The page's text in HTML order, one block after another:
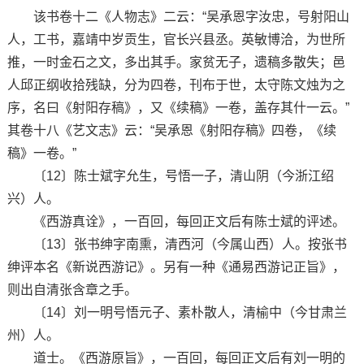
该书卷十二《人物志》二云：“吴承恩字汝忠，号射阳山
人，工书，嘉靖中岁贡生，官长兴县丞。英敏博洽，为世所
推，一时金石之文，多出其手。家贫无子，遗稿多散失；邑
人邱正纲收拾残缺，分为四卷，刊布于世，太守陈文烛为之
序，名曰《射阳存稿》，又《续稿》一卷，盖存其什一云。”
其卷十八《艺文志》云：“吴承恩《射阳存稿》四卷，《续
稿》一卷。”
〔12〕陈士斌字允生，号悟一子，清山阴（今浙江绍
兴）人。
《西游真诠》，一百回，每回正文后有陈士斌的评述。
〔13〕张书绅字南熏，清西河（今属山西）人。按张书
绅评本名《新说西游记》。另有一种《通易西游记正旨》，
则出自清张含章之手。
〔14〕刘一明号悟元子、素朴散人，清榆中（今甘肃兰
州）人。
道士。《西游原旨》，一百回，每回正文后有刘一明的